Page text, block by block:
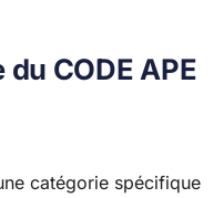
CODE APE
catégorie spécifique